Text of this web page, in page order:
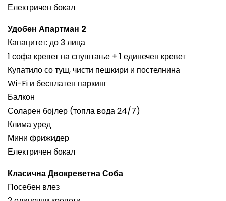
Електричен бокал
Удобен Апартман 2
Капацитет: до 3 лица
1 софа кревет на спуштање + 1 единечен кревет
Купатило со туш, чисти пешкири и постелнина
Wi-Fi и бесплатен паркинг
Балкон
Соларен бојлер (топла вода 24/7)
Клима уред
Мини фрижидер
Електричен бокал
Класична Двокреветна Соба
Посебен влез